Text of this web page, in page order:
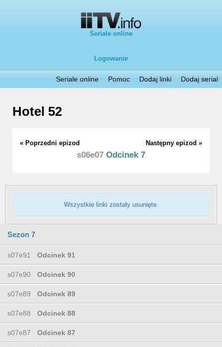
Seriale online
Logowanie
Seriale online Pomoc Dodaj linki Dodaj serial
Hotel 52
« Poprzedni epizod Następny epizod »
s06e07 Odcinek 7
Wszystkie linki zostały usunięte.
Sezon 7
s07e91 Odcinek 91
s07e90 Odcinek 90
s07e89 Odcinek 89
s07e88 Odcinek 88
s07e87 Odcinek 87